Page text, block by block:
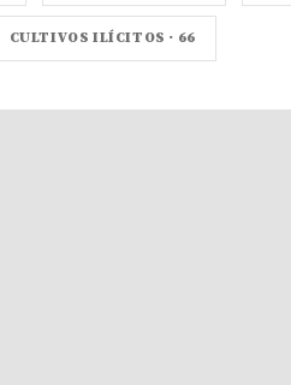
CULTIVOS ILÍCITOS · 66